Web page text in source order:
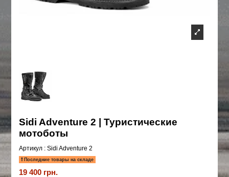
Sidi Adventure 2 | Туристические
мотоботы
Артикул : Sidi Adventure 2
Последние товары на складе
19 400 грн.